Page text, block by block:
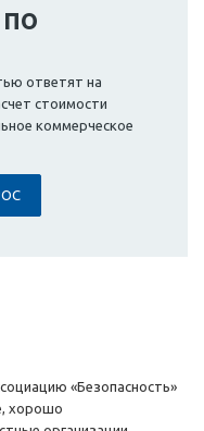
ответят на
стоимости
коммерческое
«Безопасность»
хорошо